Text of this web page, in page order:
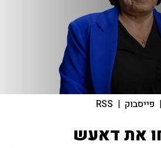
| פייסבוק |
RSS
את דאעש